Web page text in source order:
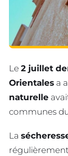
Le 2 juillet
Orientales a
naturelle
communes
La